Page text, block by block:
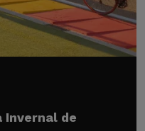
Invernal de